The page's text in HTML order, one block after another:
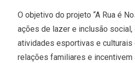
O objetivo do projeto “A Rua é
ações de lazer e inclusão
atividades esportivas e culturais
relações familiares e incentivem